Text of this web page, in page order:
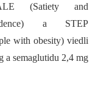
(Satiety and
a STEP
with obesity) viedli
a semaglutidu 2,4 mg